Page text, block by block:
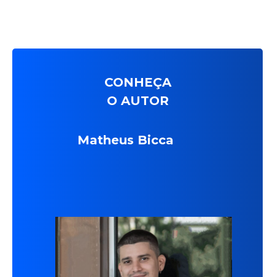
CONHEÇA
O AUTOR
Matheus Bicca